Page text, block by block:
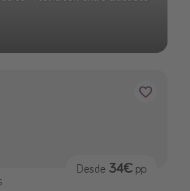
Desde 34€ pp